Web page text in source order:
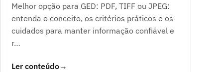
Melhor opção para GED: PDF, TIFF ou JPEG:
entenda o conceito, os critérios práticos e os
cuidados para manter informação confiável e
r…
Ler conteúdo→